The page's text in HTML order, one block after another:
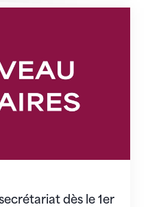
dès le 1er
dès le 1er août